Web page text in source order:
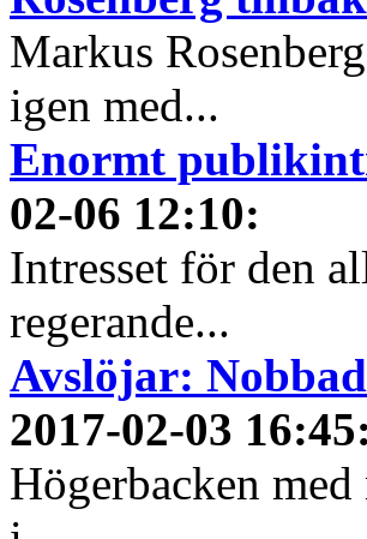
Markus
igen med...
Enormt
02-06 12:10:
Intresset för den
regerande...
Avslöjar:
2017-02-03 16:45:
Högerbacken